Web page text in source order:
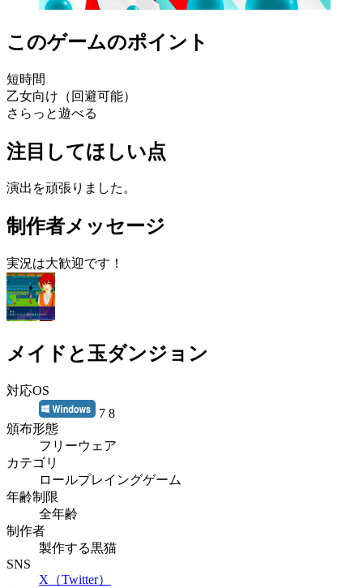
このゲームのポイント
短時間
乙女向け（回避可能）
さらっと遊べる
注目してほしい点
演出を頑張りました。
制作者メッセージ
実況は大歓迎です！
メイドと玉ダンジョン
対応OS
7 8
頒布形態
フリーウェア
カテゴリ
ロールプレイングゲーム
年齢制限
全年齢
制作者
製作する黒猫
SNS
X（Twitter）